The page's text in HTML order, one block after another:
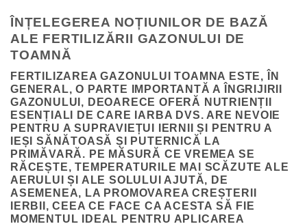
ÎNȚELEGEREA NOȚIUNILOR DE BAZĂ
ALE FERTILIZĂRII GAZONULUI DE
TOAMNĂ
FERTILIZAREA GAZONULUI TOAMNA ESTE, ÎN
GENERAL, O PARTE IMPORTANTĂ A ÎNGRIJIRII
GAZONULUI, DEOARECE OFERĂ NUTRIENȚII
ESENȚIALI DE CARE IARBA DVS. ARE NEVOIE
PENTRU A SUPRAVIEȚUI IERNII ȘI PENTRU A
IEȘI SĂNĂTOASĂ ȘI PUTERNICĂ LA
PRIMĂVARĂ. PE MĂSURĂ CE VREMEA SE
RĂCEȘTE, TEMPERATURILE MAI SCĂZUTE ALE
AERULUI ȘI ALE SOLULUI AJUTĂ, DE
ASEMENEA, LA PROMOVAREA CREȘTERII
IERBII, CEEA CE FACE CA ACESTA SĂ FIE
MOMENTUL IDEAL PENTRU APLICAREA